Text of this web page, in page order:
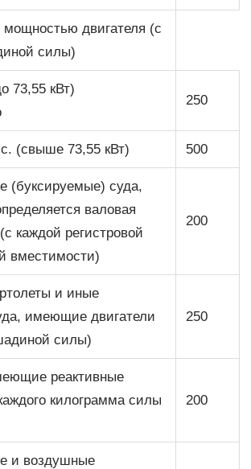
двигателя (с
силы)
73,55 кВт)
250
(свыше 73,55 кВт) 500
(буксируемые) суда,
валовая
каждой регистровой
вместимости)
200
и иные
имеющие двигатели
силы)
250
реактивные
килограмма силы
200
и воздушные